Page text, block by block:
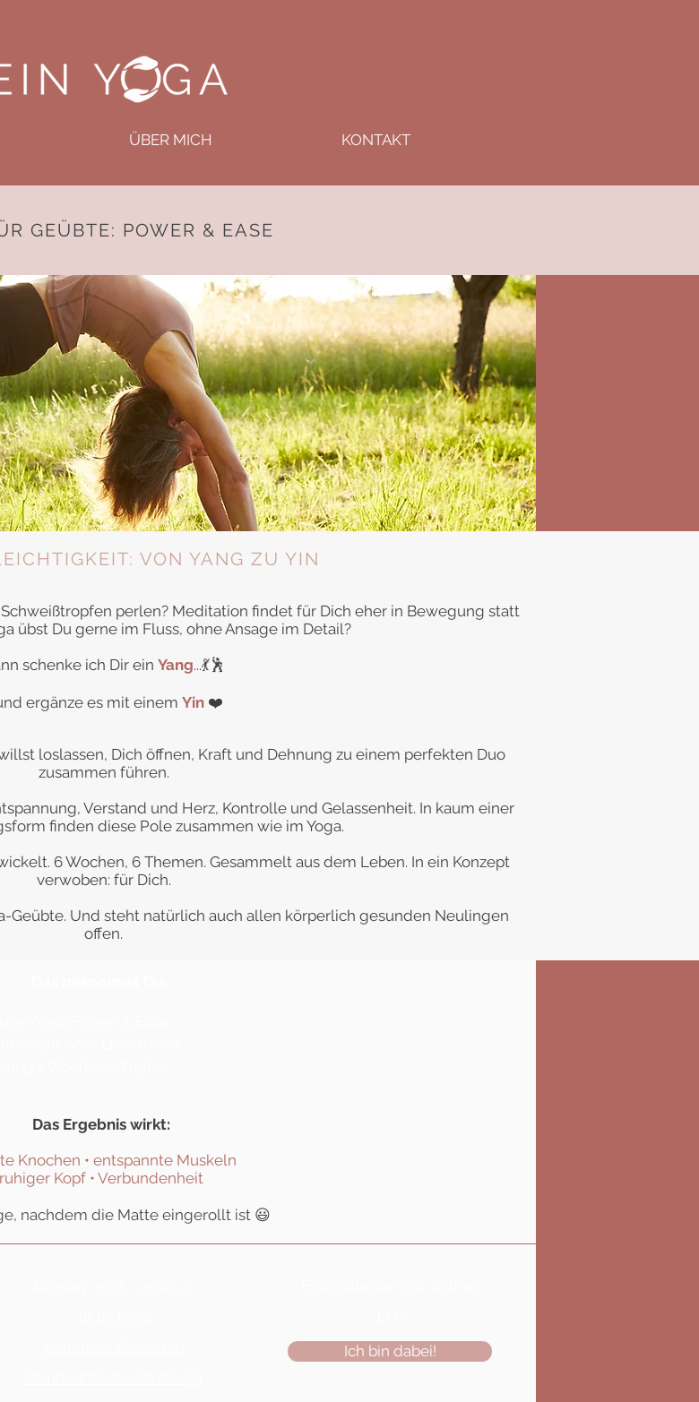
ÜBER MICH KONTAKT
GEÜBTE: POWER & EASE
VON YANG ZU YIN
perlen? Meditation findet für Dich eher in Bewegung statt
übst Du gerne im Fluss, ohne Ansage im Detail?
schenke ich Dir ein Yang...💃🕺
ergänze es mit einem Yin ❤️
loslassen, Dich öffnen, Kraft und Dehnung zu einem perfekten Duo
zusammen führen.
Verstand und Herz, Kontrolle und Gelassenheit. In kaum einer
finden diese Pole zusammen wie im Yoga.
6 Wochen, 6 Themen. Gesammelt aus dem Leben. In ein Konzept
verwoben: für Dich.
Geübte. Und steht natürlich auch allen körperlich gesunden Neulingen
offen.
Das Ergebnis wirkt:
Knochen • entspannte Muskeln
ruhiger Kopf • Verbundenheit
nachdem die Matte eingerollt ist 😃
Ich bin dabei!